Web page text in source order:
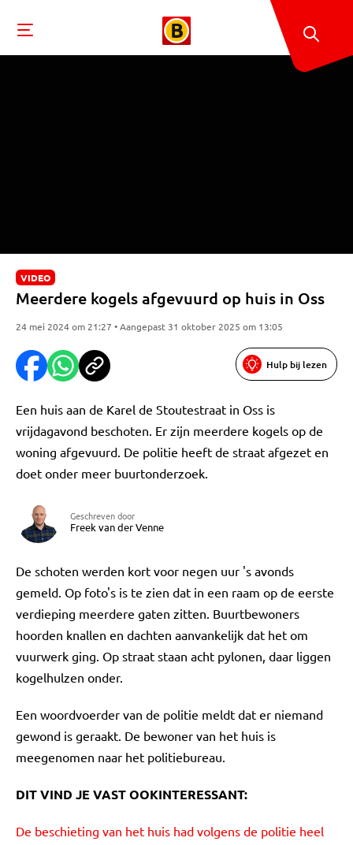
VIDEO
Meerdere kogels afgevuurd op huis in Oss
24 mei 2024 om 21:27 • Aangepast 31 oktober 2025 om 13:05
Hulp bij lezen
Een huis aan de Karel de Stoutestraat in Oss is
vrijdagavond beschoten. Er zijn meerdere kogels op de
woning afgevuurd. De politie heeft de straat afgezet en
doet onder meer buurtonderzoek.
Geschreven door
Freek van der Venne
De schoten werden kort voor negen uur 's avonds
gemeld. Op foto's is te zien dat in een raam op de eerste
verdieping meerdere gaten zitten. Buurtbewoners
hoorden knallen en dachten aanvankelijk dat het om
vuurwerk ging. Op straat staan acht pylonen, daar liggen
kogelhulzen onder.
Een woordvoerder van de politie meldt dat er niemand
gewond is geraakt. De bewoner van het huis is
meegenomen naar het politiebureau.
DIT VIND JE VAST OOKINTERESSANT:
De beschieting van het huis had volgens de politie heel